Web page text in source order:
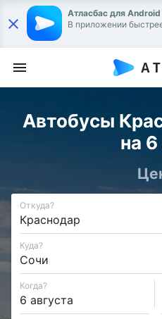
Атласбас для Android
В приложении
Автобусы
на 6
Откуда?
Куда?
Когда?